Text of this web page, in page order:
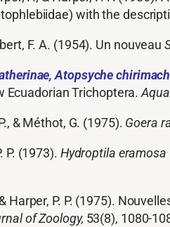
with the
F. A. (1954). Un nouveau
Atopsyche
Ecuadorian Trichoptera.
& Méthot, G. (1975). Goera
P. (1973). Hydroptila eramosa
& Harper, P. P. (1975).
of Zoology, 53(8), 1080-